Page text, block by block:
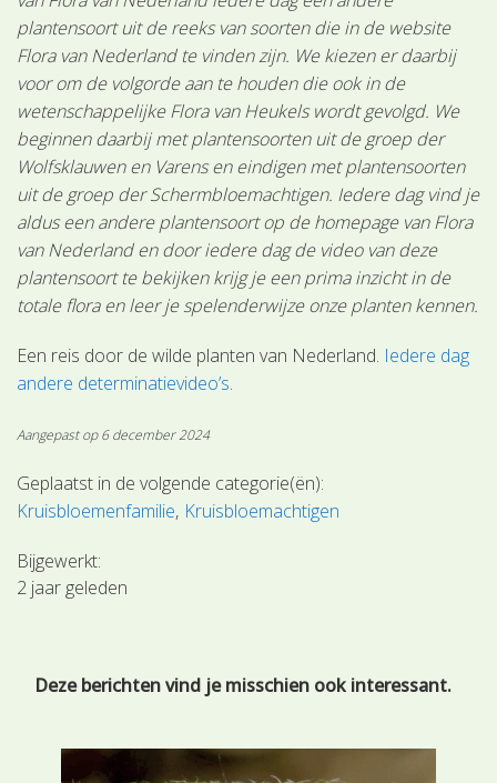
plantensoort uit de reeks van soorten die in de website
Flora van Nederland te vinden zijn. We kiezen er daarbij
voor om de volgorde aan te houden die ook in de
wetenschappelijke Flora van Heukels wordt gevolgd. We
beginnen daarbij met plantensoorten uit de groep der
Wolfsklauwen en Varens en eindigen met plantensoorten
uit de groep der Schermbloemachtigen. Iedere dag vind je
aldus een andere plantensoort op de homepage van Flora
van Nederland en door iedere dag de video van deze
plantensoort te bekijken krijg je een prima inzicht in de
totale flora en leer je spelenderwijze onze planten kennen.
Een reis door de wilde planten van Nederland. Iedere dag
andere determinatievideo’s.
Aangepast op 6 december 2024
Geplaatst in de volgende categorie(ën):
Kruisbloemenfamilie Kruisbloemachtigen
Bijgewerkt:
2 jaar geleden
Deze berichten vind je misschien ook interessant.